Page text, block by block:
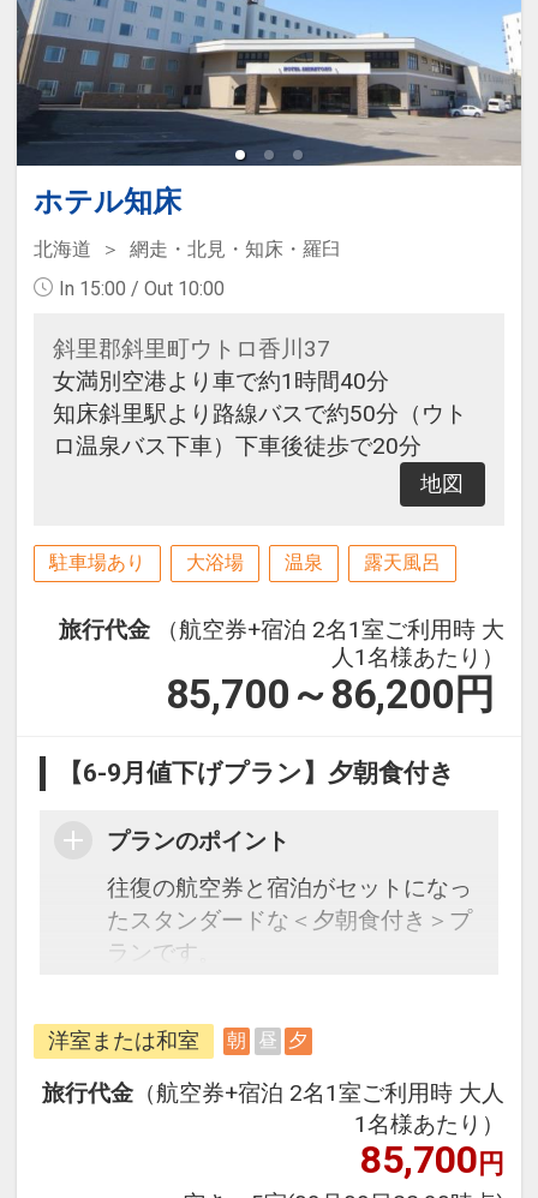
ホテル知床
北海道
網走・北見・知床・羅臼
In 15:00 / Out 10:00
斜里郡斜里町ウトロ香川37
女満別空港より車で約1時間40分
知床斜里駅より路線バスで約50分（ウト
ロ温泉バス下車）下車後徒歩で20分
地図
駐車場あり 大浴場 温泉 露天風呂
旅行代金
（航空券+宿泊 2名1室ご利用時 大
人1名様あたり）
85,700～86,200 円
【6-9月値下げプラン】夕朝食付き
プランのポイント
往復の航空券と宿泊がセットになっ
たスタンダードな＜夕朝食付き＞プ
ランです。
できるダイナミックパッケージだか
ら、一都市滞在はもちろん周遊旅行
にも最適！
旅行期間中の1泊だけの宿泊や延
泊・飛び泊なども自由自在です。
フライトは、安心のJAL（または
洋室または和室 朝 昼 夕
旅行代金 （航空券+宿泊 2名1室ご利用時 大人
1名様あたり）
85,700円